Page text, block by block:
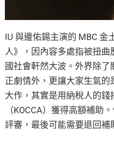
IU 與邊佑錫主演的 MBC 金
人》，因內容多處指被扭
國社會軒然大波。外界除
正劇情外，更讓大家生氣的
大作，其實是用納稅人的
（KOCCA）獲得高額補助
評審，最後可能需要退回補